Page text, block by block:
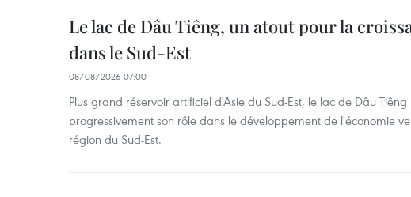
Le lac de Dâu Tiêng, un atout pour la
dans le Sud-Est
08/08/2026 07:00
Plus grand réservoir artificiel d'Asie du Sud-Est, le lac de Dâu
progressivement son rôle dans le développement de l'économie
région du Sud-Est.